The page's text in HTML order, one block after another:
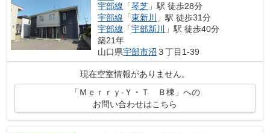
宇部線 「琴芝 」駅 徒歩28分
宇部線 「東新川 」駅 徒歩31分
宇部線 「宇部新川 」駅 徒歩40分
築21年
山口県宇部市沼 ３丁目1-39
現在空室情報がありません。
「Ｍｅｒｒｙ-Ｙ・Ｔ Ｂ棟」への
お問い合わせはこちら